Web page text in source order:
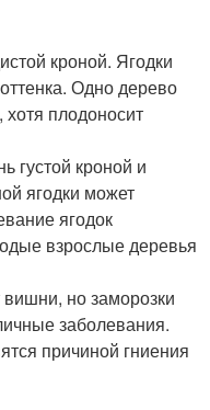
кроной. Ягодки
Одно дерево
плодоносит
густой кроной и
ягодки может
ягодок
взрослые деревья
но заморозки
заболевания.
причиной гниения